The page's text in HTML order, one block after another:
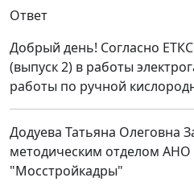
Ответ
Добрый день! Согласно
(выпуск 2) в работы
работы по ручной
Додуева Татьяна Олеговна
методическим отделом
"Мосстройкадры"